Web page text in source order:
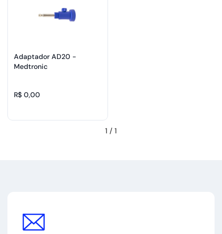
Adaptador AD20 -
Medtronic
R$ 0,00
1 / 1